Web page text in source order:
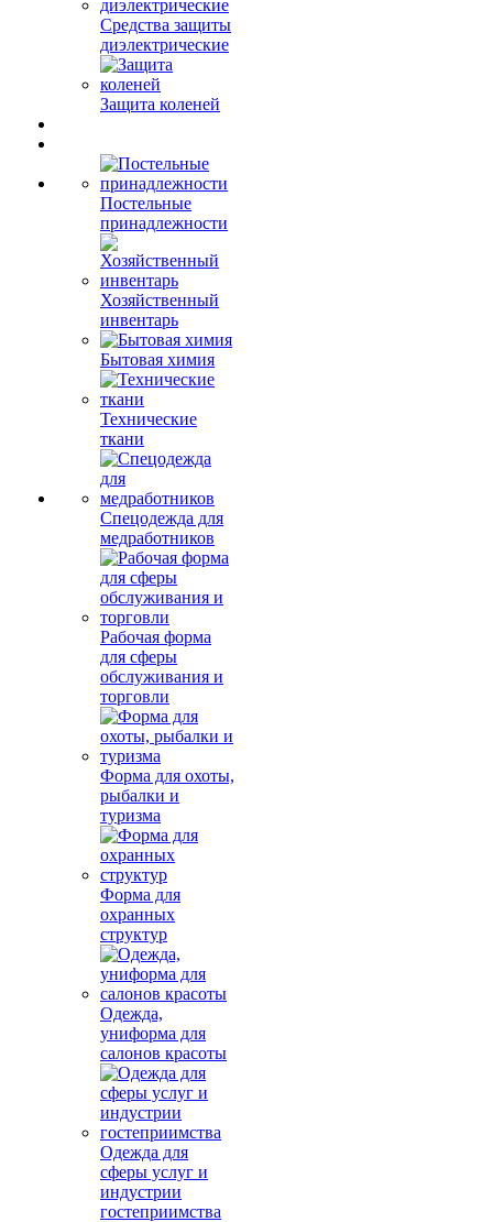
Средства защиты
диэлектрические
Защита коленей
Постельные
принадлежности
Хозяйственный
инвентарь
Бытовая химия
Технические
ткани
Спецодежда для
медработников
Рабочая форма
для сферы
обслуживания и
торговли
Форма для охоты,
рыбалки и
туризма
Форма для
охранных
структур
Одежда,
униформа для
салонов красоты
Одежда для
сферы услуг и
индустрии
гостеприимства